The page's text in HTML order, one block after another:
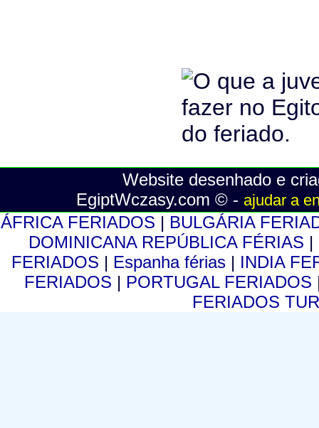
Website desenhado e
EgiptWczasy.com © - ajudar a
ÁFRICA FERIADOS | BULGÁRIA
DOMINICANA REPÚBLICA FÉRIAS |
FERIADOS | Espanha férias | INDIA
FERIADOS | PORTUGAL FERIADOS
FERIADOS